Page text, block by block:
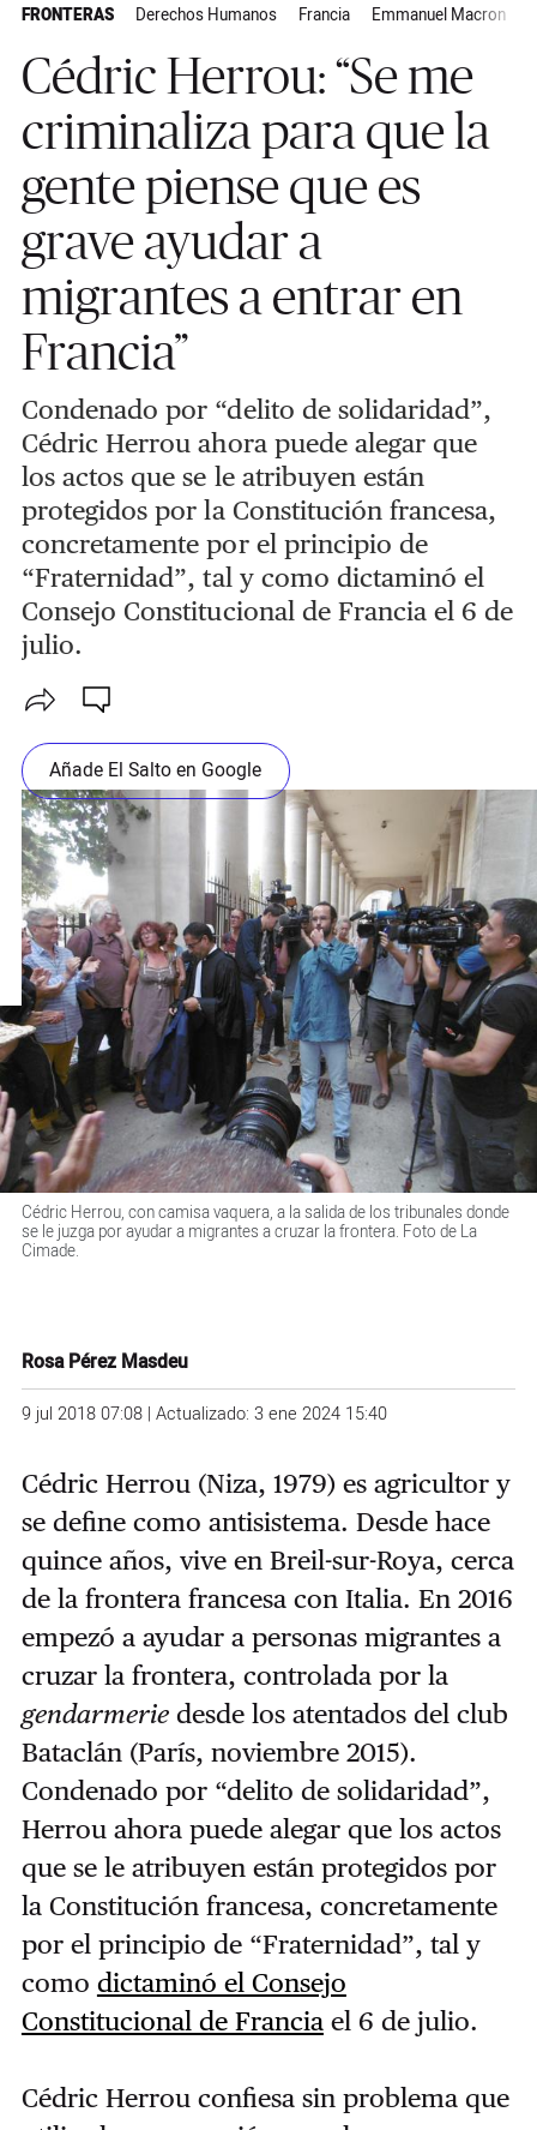
FRONTERAS Derechos Humanos Francia Emmanuel Macron
Cédric Herrou: “Se me
criminaliza para que la
gente piense que es
grave ayudar a
migrantes a entrar en
Francia”
Condenado por “delito de solidaridad”,
Cédric Herrou ahora puede alegar que
los actos que se le atribuyen están
protegidos por la Constitución francesa,
concretamente por el principio de
“Fraternidad”, tal y como dictaminó el
Consejo Constitucional de Francia el 6 de
julio.
Añade El Salto en Google
Cédric Herrou, con camisa vaquera, a la salida de los tribunales donde
se le juzga por ayudar a migrantes a cruzar la frontera. Foto de La
Cimade.
Rosa Pérez Masdeu
9 jul 2018 07:08 | Actualizado: 3 ene 2024 15:40
Cédric Herrou (Niza, 1979) es agricultor y
se define como antisistema. Desde hace
quince años, vive en Breil-sur-Roya, cerca
de la frontera francesa con Italia. En 2016
empezó a ayudar a personas migrantes a
cruzar la frontera, controlada por la
gendarmeriedesde los atentados del club
Bataclán (París, noviembre 2015).
Condenado por “delito de solidaridad”,
Herrou ahora puede alegar que los actos
que se le atribuyen están protegidos por
la Constitución francesa, concretamente
por el principio de “Fraternidad”, tal y
como dictaminó el Consejo
Constitucional de Franciael 6 de julio.
Cédric Herrou confiesa sin problema que